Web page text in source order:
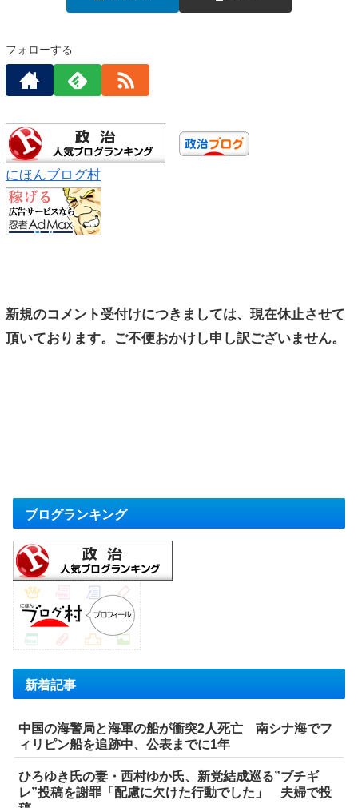
フォローする
にほんブログ村
新規のコメント受付けにつきましては、現在休止させて
頂いております。ご不便おかけし申し訳ございません。
ブログランキング
新着記事
中国の海警局と海軍の船が衝突2人死亡 南シナ海でフ
ィリピン船を追跡中、公表までに1年
ひろゆき氏の妻・西村ゆか氏、新党結成巡る”ブチギ
レ”投稿を謝罪「配慮に欠けた行動でした」 夫婦で投